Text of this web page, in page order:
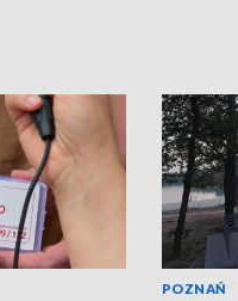
POZNAŃ